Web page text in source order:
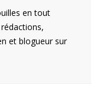
en tout
et blogueur sur